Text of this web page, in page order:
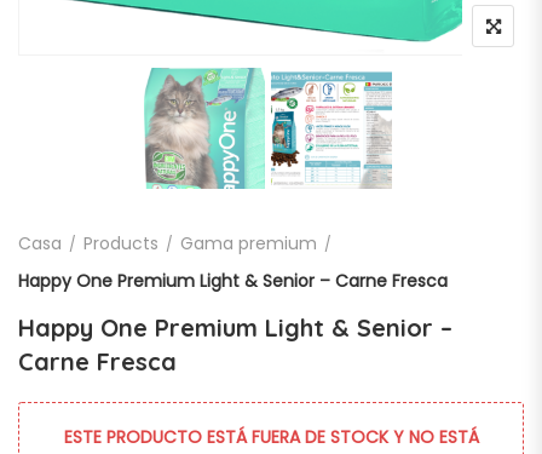
Casa Products
Gama premium
Happy One Premium Light & Senior – Carne Fresca
Happy One Premium Light & Senior –
Carne Fresca
ESTE PRODUCTO ESTÁ FUERA DE STOCK Y NO ESTÁ